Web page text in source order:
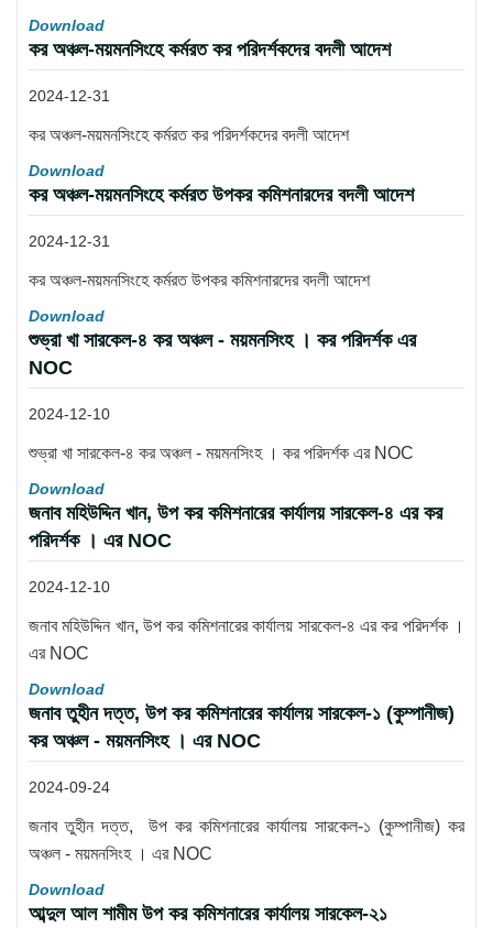
Download
কর অঞ্চল-ময়মনসিংহে কর্মরত কর পরিদর্শকদের বদলী আদেশ
2024-12-31
কর অঞ্চল-ময়মনসিংহে কর্মরত কর পরিদর্শকদের বদলী আদেশ
Download
কর অঞ্চল-ময়মনসিংহে কর্মরত উপকর কমিশনারদের বদলী আদেশ
2024-12-31
কর অঞ্চল-ময়মনসিংহে কর্মরত উপকর কমিশনারদের বদলী আদেশ
Download
শুভ্রা খা সারকেল-৪ কর অঞ্চল - ময়মনসিংহ । কর পরিদর্শক এর
NOC
2024-12-10
শুভ্রা খা সারকেল-৪ কর অঞ্চল - ময়মনসিংহ । কর পরিদর্শক এর NOC
Download
জনাব মহিউদ্দিন খান, উপ কর কমিশনারের কার্যালয় সারকেল-৪ এর কর
পরিদর্শক । এর NOC
2024-12-10
জনাব মহিউদ্দিন খান, উপ কর কমিশনারের কার্যালয় সারকেল-৪ এর কর পরিদর্শক ।
এর NOC
Download
জনাব তুহীন দত্ত, উপ কর কমিশনারের কার্যালয় সারকেল-১ (কুম্পানীজ)
কর অঞ্চল - ময়মনসিংহ । এর NOC
2024-09-24
জনাব তুহীন দত্ত, উপ কর কমিশনারের কার্যালয় সারকেল-১ (কুম্পানীজ) কর
অঞ্চল - ময়মনসিংহ । এর NOC
Download
আব্দুল আল শামীম উপ কর কমিশনারের কার্যালয় সারকেল-২১